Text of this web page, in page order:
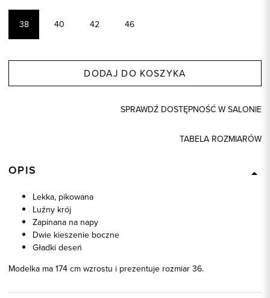
38 40 42 46
DODAJ DO KOSZYKA
SPRAWDŹ DOSTĘPNOŚĆ W SALONIE
TABELA ROZMIARÓW
OPIS
Lekka, pikowana
Luźny krój
Zapinana na napy
Dwie kieszenie boczne
Gładki deseń
Modelka ma 174 cm wzrostu i prezentuje rozmiar 36.